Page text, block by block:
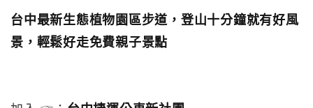
台中最新生態植物園區步道，登山十分鐘就有好風
景，輕鬆好走免費親子景點